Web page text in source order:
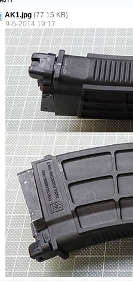
AK1.jpg (77.15 KB)
9-5-2014 19:17